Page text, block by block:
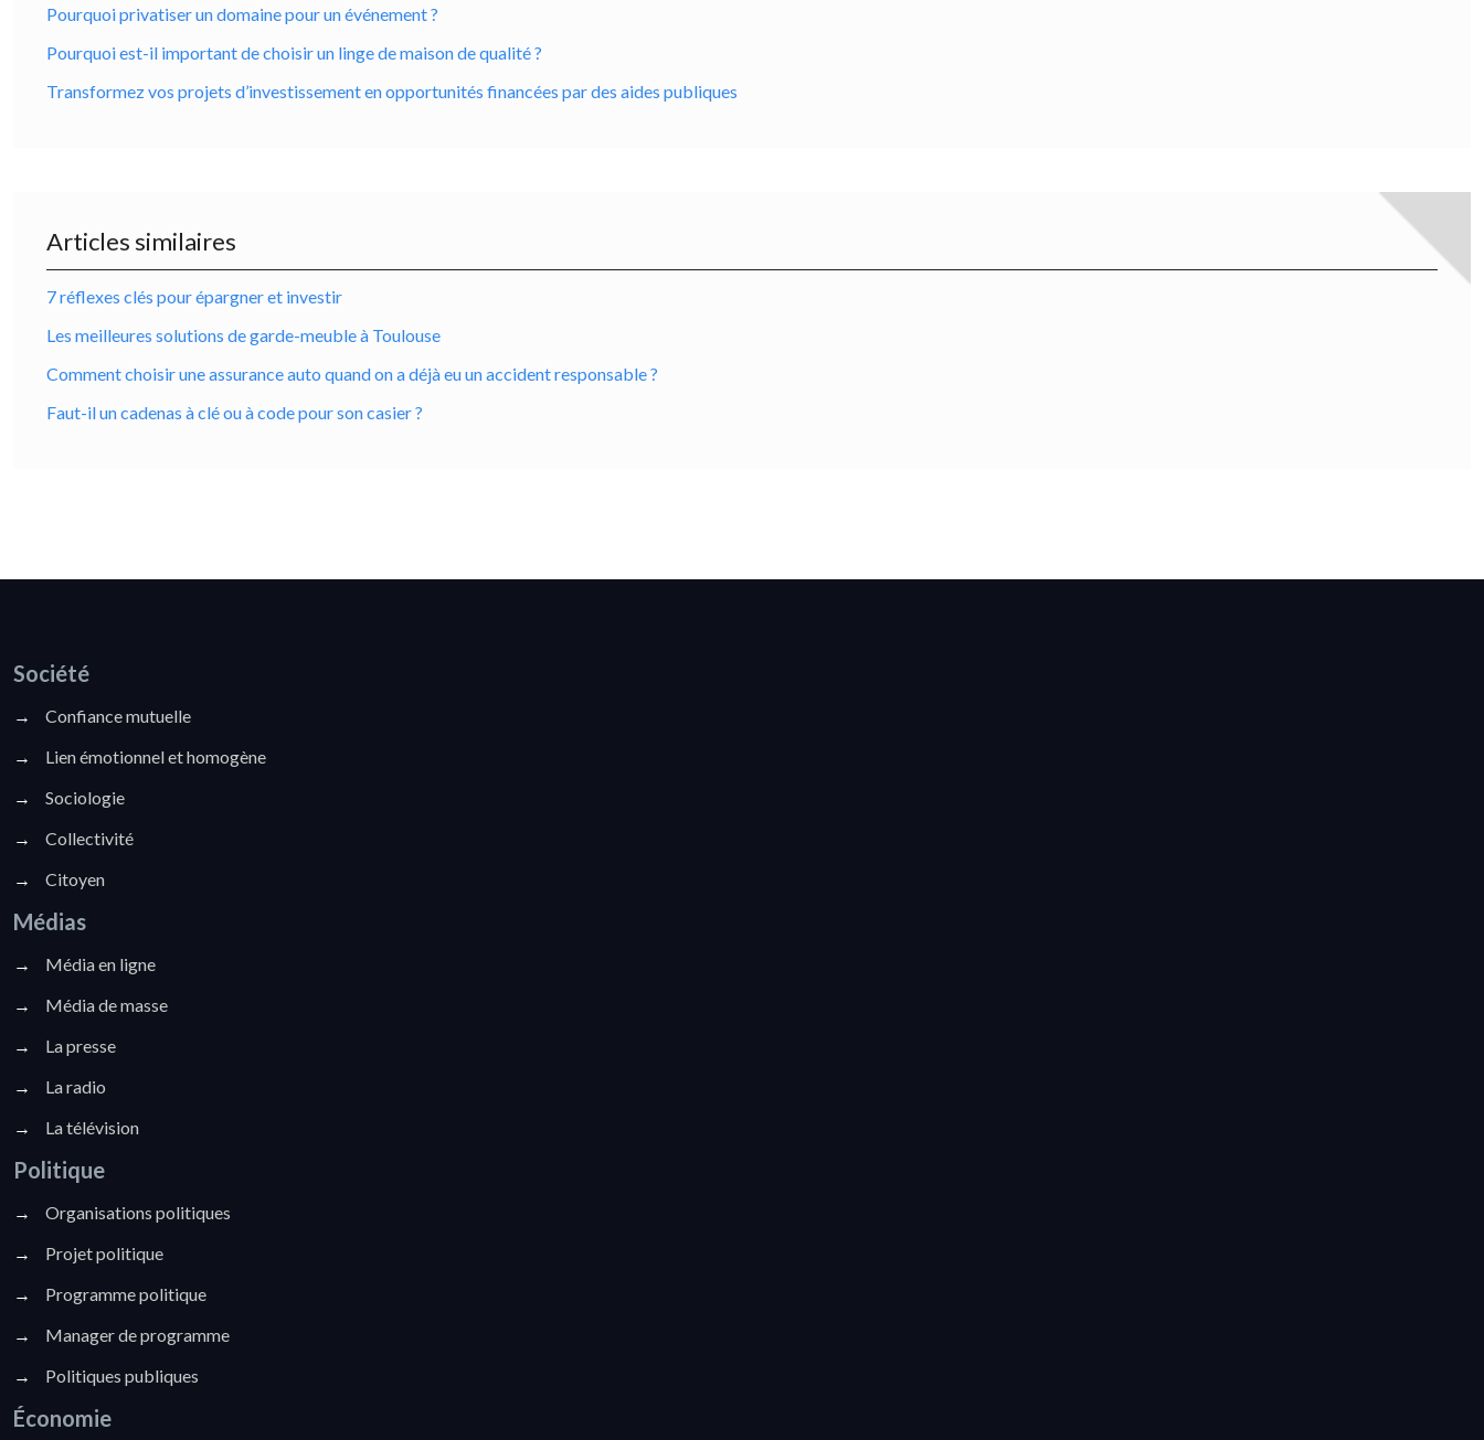
Pourquoi privatiser un domaine pour un événement ?
Pourquoi est-il important de choisir un linge de maison de qualité ?
Transformez vos projets d’investissement en opportunités financées par des aides publiques
Articles similaires
7 réflexes clés pour épargner et investir
Les meilleures solutions de garde-meuble à Toulouse
Comment choisir une assurance auto quand on a déjà eu un accident responsable ?
Faut-il un cadenas à clé ou à code pour son casier ?
Société
→
Confiance mutuelle
→
Lien émotionnel et homogène
→
Sociologie
→
Collectivité
→
Citoyen
Médias
→
Média en ligne
→
Média de masse
→
La presse
→
La radio
→
La télévision
Politique
→
Organisations politiques
→
Projet politique
→
Programme politique
→
Manager de programme
→
Politiques publiques
Économie